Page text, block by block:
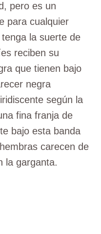
pero es un
para cualquier
la suerte de
reciben su
que tienen bajo
negra
según la
fina franja de
bajo esta banda
carecen de
la garganta.